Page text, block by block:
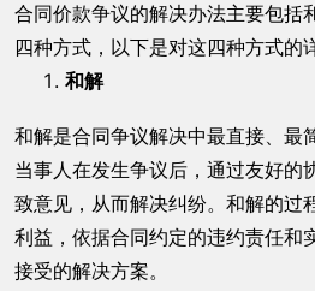
合同价款争议的解决办法主要包括
四种方式，以下是对这四种方式的
和解
和解是合同争议解决中最直接、最
当事人在发生争议后，通过友好的
致意见，从而解决纠纷。和解的过
利益，依据合同约定的违约责任和
接受的解决方案。